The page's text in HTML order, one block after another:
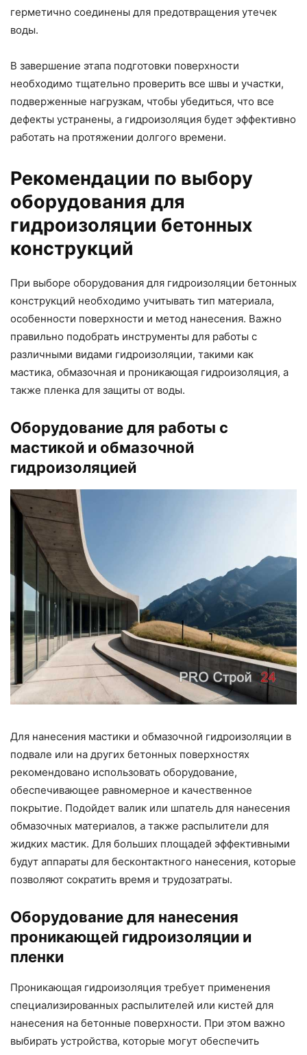
герметично соединены для предотвращения утечек
воды.
В завершение этапа подготовки поверхности
необходимо тщательно проверить все швы и участки,
подверженные нагрузкам, чтобы убедиться, что все
дефекты устранены, а гидроизоляция будет эффективно
работать на протяжении долгого времени.
Рекомендации по выбору
оборудования для
гидроизоляции бетонных
конструкций
При выборе оборудования для гидроизоляции бетонных
конструкций необходимо учитывать тип материала,
особенности поверхности и метод нанесения. Важно
правильно подобрать инструменты для работы с
различными видами гидроизоляции, такими как
мастика, обмазочная и проникающая гидроизоляция, а
также пленка для защиты от воды.
Оборудование для работы с
мастикой и обмазочной
гидроизоляцией
Для нанесения мастики и обмазочной гидроизоляции в
подвале или на других бетонных поверхностях
рекомендовано использовать оборудование,
обеспечивающее равномерное и качественное
покрытие. Подойдет валик или шпатель для нанесения
обмазочных материалов, а также распылители для
жидких мастик. Для больших площадей эффективными
будут аппараты для бесконтактного нанесения, которые
позволяют сократить время и трудозатраты.
Оборудование для нанесения
проникающей гидроизоляции и
пленки
Проникающая гидроизоляция требует применения
специализированных распылителей или кистей для
нанесения на бетонные поверхности. При этом важно
выбирать устройства, которые могут обеспечить